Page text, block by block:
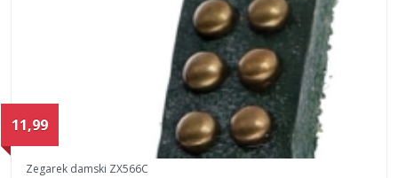
11,99
Zegarek damski ZX566C